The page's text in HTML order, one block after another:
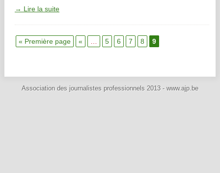
→ Lire la suite
« Première page « 5 6 7 8 9
Association des journalistes professionnels 2013 - www.ajp.be